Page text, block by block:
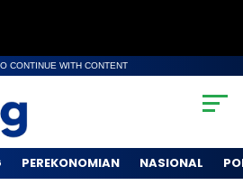
CONTINUE WITH CONTENT
PEREKONOMIAN NASIONAL